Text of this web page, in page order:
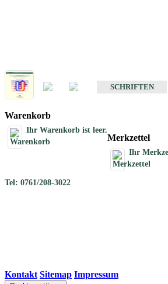
SCHRIFTEN
Warenkorb
Ihr Warenkorb ist leer.
Merkzettel
Ihr
Tel: 0761/208-3022
Kontakt Sitemap Impressum